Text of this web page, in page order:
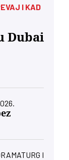
I KAD
Dubai
I